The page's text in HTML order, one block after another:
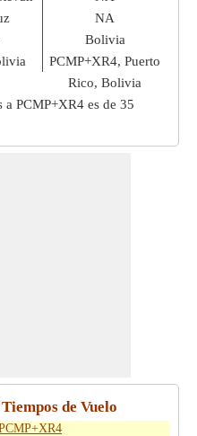
NA
Bolivia
PCMP+XR4, Puerto
Rico, Bolivia
PCMP+XR4 es de 35
de Vuelo